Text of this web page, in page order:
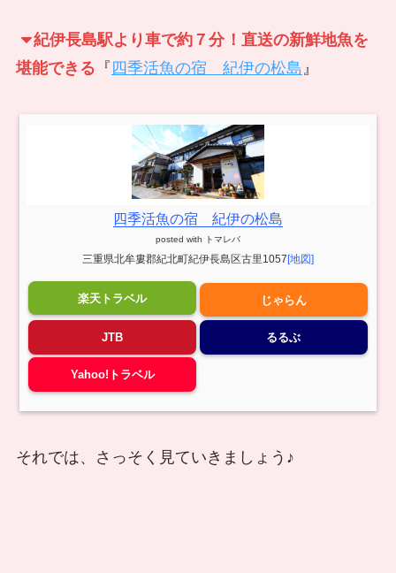
紀伊長島駅より車で約７分 ！直送の新鮮地魚を
堪能できる 『 四季活魚の宿 紀伊の松島 』
四季活魚の宿 紀伊の松島
posted with トマレバ
三重県北牟婁郡紀北町紀伊長島区古里1057 [地図]
楽天トラベル じゃらん
JTB るるぶ
Yahoo!トラベル
それでは、さっそく見ていきましょう♪